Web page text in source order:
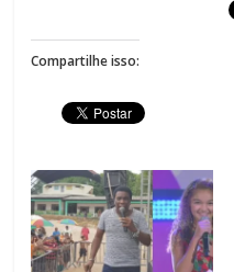
Compartilhe isso: